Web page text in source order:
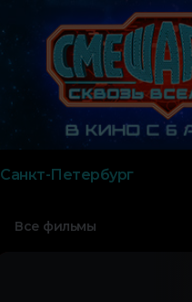
Санкт-Петербург
Все фильмы